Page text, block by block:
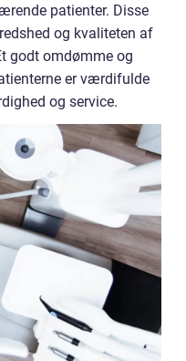
patienter. Disse
og kvaliteten af
godt omdømme og
er værdifulde
og service.